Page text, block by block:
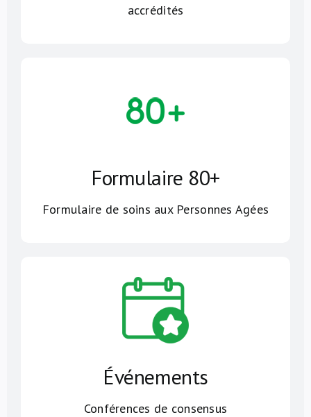
accrédités
Formulaire 80+
Formulaire de soins aux Personnes Agées
Événements
Conférences de consensus